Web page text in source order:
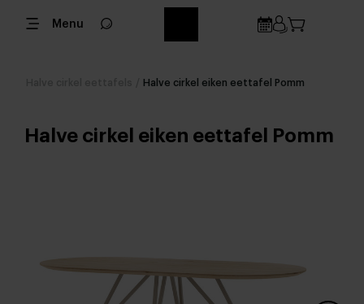
Menu
Halve cirkel eiken eettafel Pomm
Halve cirkel eiken eettafel Pomm